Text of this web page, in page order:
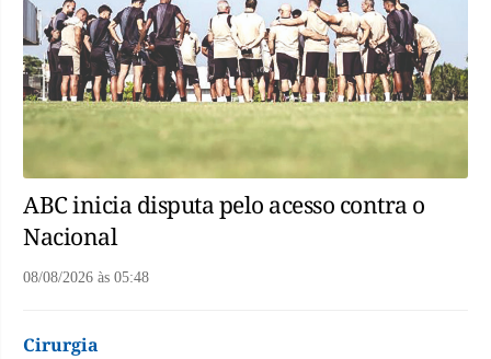
ABC inicia disputa pelo acesso contra o
Nacional
08/08/2026 às 05:48
Cirurgia